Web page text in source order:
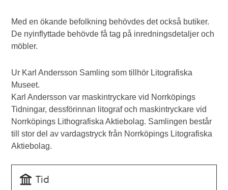
Med en ökande befolkning behövdes det också butiker.
De nyinflyttade behövde få tag på inredningsdetaljer och
möbler.
Ur Karl Andersson Samling som tillhör Litografiska
Museet.
Karl Andersson var maskintryckare vid Norrköpings
Tidningar, dessförinnan litograf och maskintryckare vid
Norrköpings Lithografiska Aktiebolag. Samlingen består
till stor del av vardagstryck från Norrköpings Litografiska
Aktiebolag.
Tid